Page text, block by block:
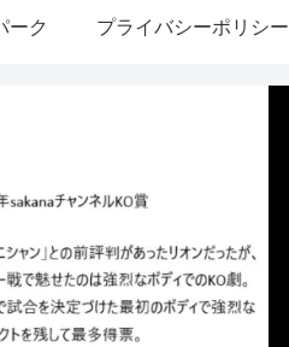
ーク プライバシーポリシー